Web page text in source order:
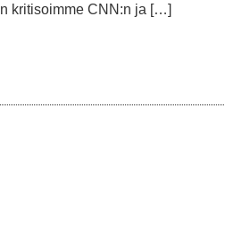
kritisoimme CNN:n ja […]